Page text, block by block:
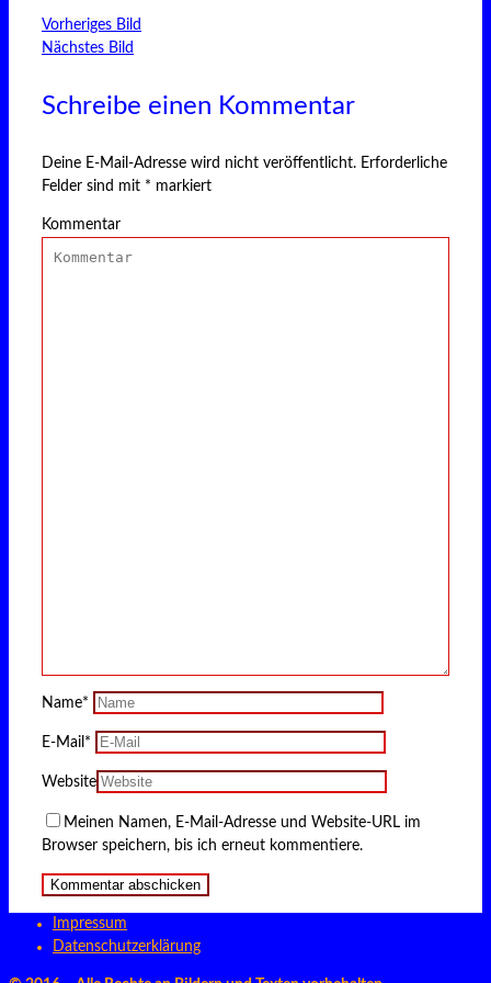
Vorheriges Bild
Nächstes Bild
Schreibe einen Kommentar
Deine E-Mail-Adresse wird nicht veröffentlicht. Erforderliche
Felder sind mit * markiert
Kommentar
Name*
E-Mail *
Website
Meinen Namen, E-Mail-Adresse und Website-URL im
Browser speichern, bis ich erneut kommentiere.
Impressum
Datenschutzerklärung